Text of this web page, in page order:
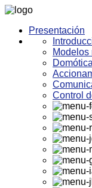
Presentación
Modelos
Control